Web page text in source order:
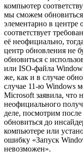
компьютер
мы сможем
элементарно в центре
соответствует
её неофициально,
центр обновления не
обновиться с
или ISO-файла
же, как и в случае
случае 11-ю Windows
Microsoft заявила, что
неофициального
деле, посмотрим
обновиться до
компьютере или
ошибку «Запуск
невозможен».